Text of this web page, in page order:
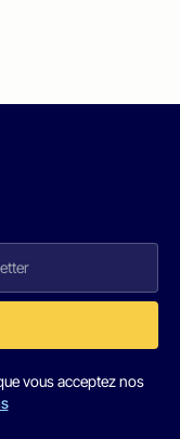
vous acceptez nos